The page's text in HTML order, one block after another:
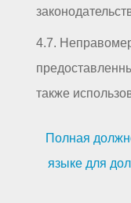
4.7.
также
Полная
языке для